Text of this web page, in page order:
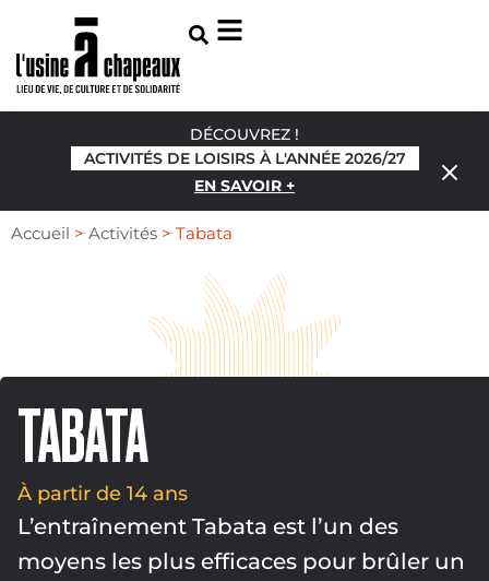
DÉCOUVREZ !
ACTIVITÉS DE LOISIRS À L'ANNÉE 2026/27
EN SAVOIR +
Accueil > Activités > Tabata
TABATA
À partir de 14 ans
L’entraînement Tabata est l’un des
moyens les plus efficaces pour brûler un